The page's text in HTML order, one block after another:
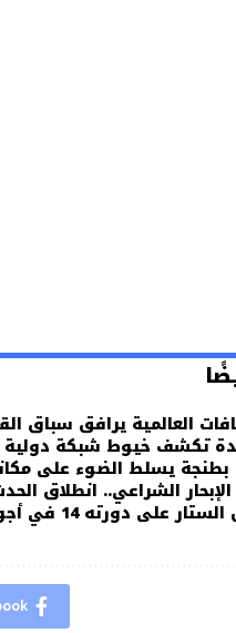
العالمية يرافق سباق
تكشف خيوط شبكة دولية
يسلط الضوء على
الشراعي.. انطلاق
دورته 14 في أجواء احتفالية مميزة